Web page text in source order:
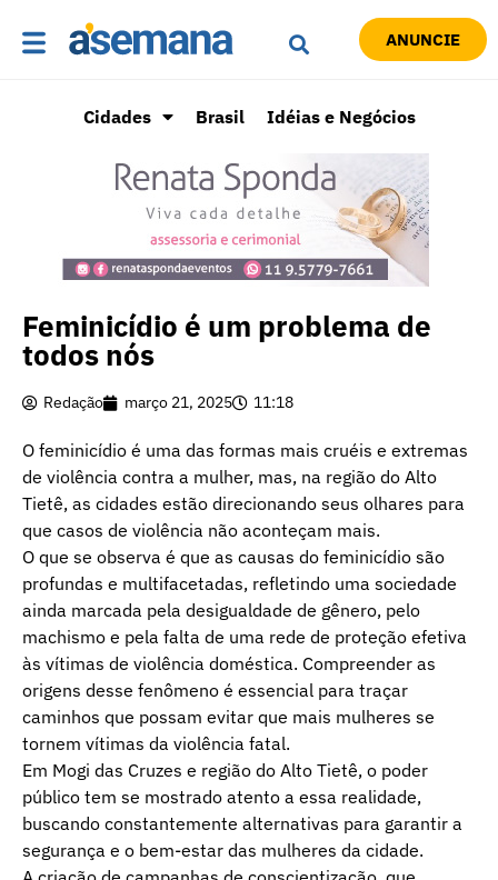
ANUNCIE
Cidades Brasil Idéias e Negócios
Feminicídio é um problema de
todos nós
Redação março 21, 2025 11:18
O feminicídio é uma das formas mais cruéis e extremas
de violência contra a mulher, mas, na região do Alto
Tietê, as cidades estão direcionando seus olhares para
que casos de violência não aconteçam mais.
O que se observa é que as causas do feminicídio são
profundas e multifacetadas, refletindo uma sociedade
ainda marcada pela desigualdade de gênero, pelo
machismo e pela falta de uma rede de proteção efetiva
às vítimas de violência doméstica. Compreender as
origens desse fenômeno é essencial para traçar
caminhos que possam evitar que mais mulheres se
tornem vítimas da violência fatal.
Em Mogi das Cruzes e região do Alto Tietê, o poder
público tem se mostrado atento a essa realidade,
buscando constantemente alternativas para garantir a
segurança e o bem-estar das mulheres da cidade.